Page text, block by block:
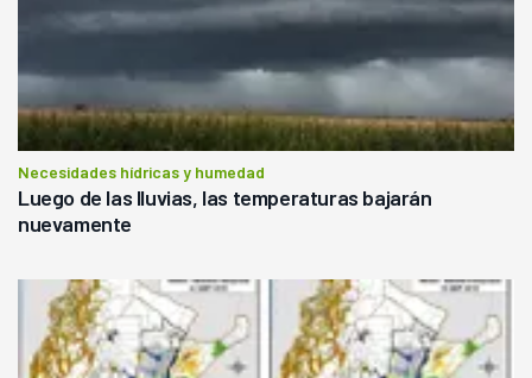
Necesidades hídricas y humedad
Luego de las lluvias, las temperaturas bajarán
nuevamente